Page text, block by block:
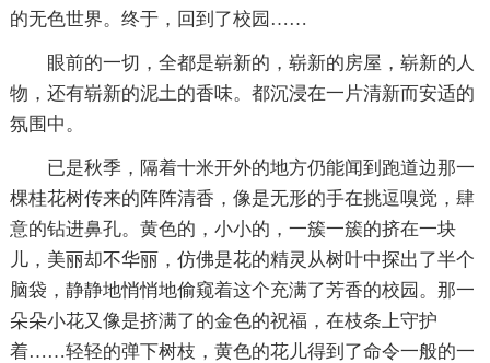
的无色世界。终于，回到了校园……
眼前的一切，全都是崭新的，崭新的房屋，崭新的人
物，还有崭新的泥土的香味。都沉浸在一片清新而安适的
氛围中。
已是秋季，隔着十米开外的地方仍能闻到跑道边那一
棵桂花树传来的阵阵清香，像是无形的手在挑逗嗅觉，肆
意的钻进鼻孔。黄色的，小小的，一簇一簇的挤在一块
儿，美丽却不华丽，仿佛是花的精灵从树叶中探出了半个
脑袋，静静地悄悄地偷窥着这个充满了芳香的校园。那一
朵朵小花又像是挤满了的金色的祝福，在枝条上守护
着……轻轻的弹下树枝，黄色的花儿得到了命令一般的一